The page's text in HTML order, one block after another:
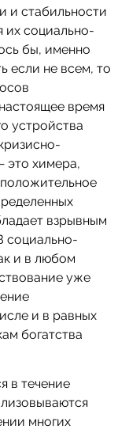
и стабильности
их социально-
бы, именно
если не всем, то
время
устройства
это химера,
взрывным
социально-
и в любом
уже
и в равных
богатства
в течение
многих